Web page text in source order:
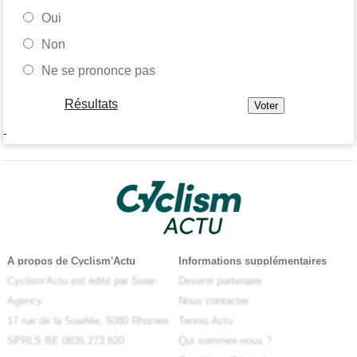
Oui
Non
Ne se prononce pas
Résultats
-
A propos de Cyclism'Actu
Cyclism'Actu est édité par Swar-
Agency
17 rue de la Suarlée, 5080 Rhisnes
SPRLS BE 0836.273.820
Informations supplémentaires
Devenir partenaire
Nous contacter
Tennis Actu
Qui sommes-nous ?